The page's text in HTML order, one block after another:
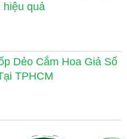
hiệu quả
Dẻo Cắm Hoa Giả Số
TPHCM